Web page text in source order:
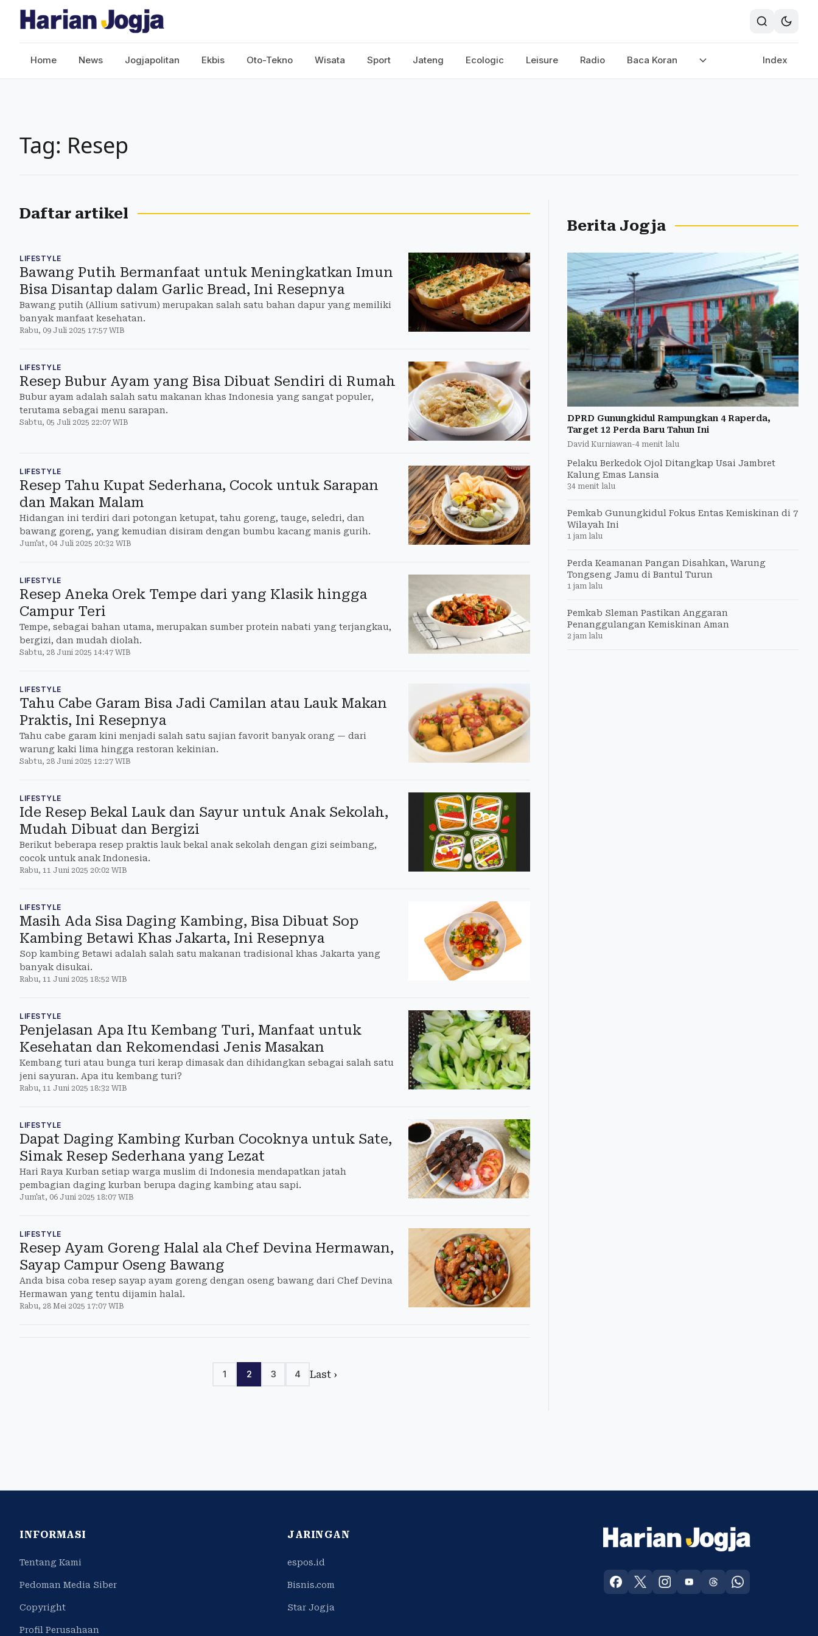
Home News Jogjapolitan Ekbis Oto-Tekno Wisata Sport Jateng Ecologic Leisure Radio Baca Koran Index
Tag: Resep
Daftar artikel
LIFESTYLE
Bawang Putih Bermanfaat untuk Meningkatkan Imun
Bisa Disantap dalam Garlic Bread, Ini Resepnya
Bawang putih (Allium sativum) merupakan salah satu bahan dapur yang memiliki
banyak manfaat kesehatan.
Rabu, 09 Juli 2025 17:57 WIB
LIFESTYLE
Resep Bubur Ayam yang Bisa Dibuat Sendiri di Rumah
Bubur ayam adalah salah satu makanan khas Indonesia yang sangat populer,
terutama sebagai menu sarapan.
Sabtu, 05 Juli 2025 22:07 WIB
LIFESTYLE
Resep Tahu Kupat Sederhana, Cocok untuk Sarapan
dan Makan Malam
Hidangan ini terdiri dari potongan ketupat, tahu goreng, tauge, seledri, dan
bawang goreng, yang kemudian disiram dengan bumbu kacang manis gurih.
Jum'at, 04 Juli 2025 20:32 WIB
LIFESTYLE
Resep Aneka Orek Tempe dari yang Klasik hingga
Campur Teri
Tempe, sebagai bahan utama, merupakan sumber protein nabati yang terjangkau,
bergizi, dan mudah diolah.
Sabtu, 28 Juni 2025 14:47 WIB
LIFESTYLE
Tahu Cabe Garam Bisa Jadi Camilan atau Lauk Makan
Praktis, Ini Resepnya
Tahu cabe garam kini menjadi salah satu sajian favorit banyak orang — dari
warung kaki lima hingga restoran kekinian.
Sabtu, 28 Juni 2025 12:27 WIB
LIFESTYLE
Ide Resep Bekal Lauk dan Sayur untuk Anak Sekolah,
Mudah Dibuat dan Bergizi
Berikut beberapa resep praktis lauk bekal anak sekolah dengan gizi seimbang,
cocok untuk anak Indonesia.
Rabu, 11 Juni 2025 20:02 WIB
LIFESTYLE
Masih Ada Sisa Daging Kambing, Bisa Dibuat Sop
Kambing Betawi Khas Jakarta, Ini Resepnya
Sop kambing Betawi adalah salah satu makanan tradisional khas Jakarta yang
banyak disukai.
Rabu, 11 Juni 2025 18:52 WIB
LIFESTYLE
Penjelasan Apa Itu Kembang Turi, Manfaat untuk
Kesehatan dan Rekomendasi Jenis Masakan
Kembang turi atau bunga turi kerap dimasak dan dihidangkan sebagai salah satu
jeni sayuran. Apa itu kembang turi?
Rabu, 11 Juni 2025 18:32 WIB
LIFESTYLE
Dapat Daging Kambing Kurban Cocoknya untuk Sate,
Simak Resep Sederhana yang Lezat
Hari Raya Kurban setiap warga muslim di Indonesia mendapatkan jatah
pembagian daging kurban berupa daging kambing atau sapi.
Jum'at, 06 Juni 2025 18:07 WIB
LIFESTYLE
Resep Ayam Goreng Halal ala Chef Devina Hermawan,
Sayap Campur Oseng Bawang
Anda bisa coba resep sayap ayam goreng dengan oseng bawang dari Chef Devina
Hermawan yang tentu dijamin halal.
Rabu, 28 Mei 2025 17:07 WIB
1 2 3 4 Last ›
Berita Jogja
DPRD Gunungkidul Rampungkan 4 Raperda,
Target 12 Perda Baru Tahun Ini
David Kurniawan-4 menit lalu
Pelaku Berkedok Ojol Ditangkap Usai Jambret
Kalung Emas Lansia
34 menit lalu
Pemkab Gunungkidul Fokus Entas Kemiskinan di 7
Wilayah Ini
1 jam lalu
Perda Keamanan Pangan Disahkan, Warung
Tongseng Jamu di Bantul Turun
1 jam lalu
Pemkab Sleman Pastikan Anggaran
Penanggulangan Kemiskinan Aman
2 jam lalu
INFORMASI
Tentang Kami
Pedoman Media Siber
Copyright
Profil Perusahaan
JARINGAN
espos.id
Bisnis.com
Star Jogja